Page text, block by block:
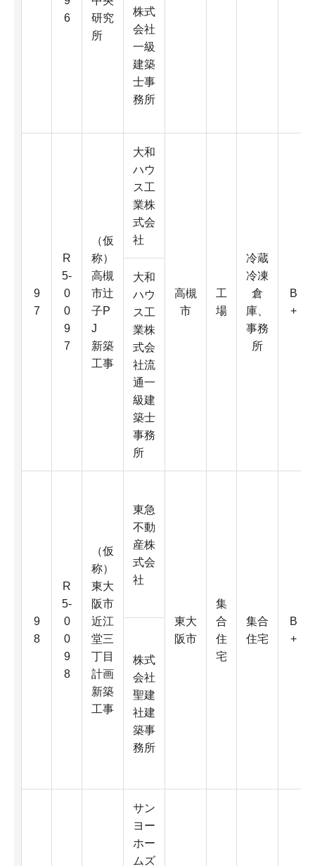
6
研究
所
株式
会社
一級
建築
士事
務所
9
7
R
5-
0
0
9
7
（仮
称）
高槻
市辻
子P
J
新築
工事
大和
ハウ
ス工
業株
式会
社
高槻
市
工
場
冷蔵
冷凍
倉
庫、
事務
所
B
+
大和
ハウ
ス工
業株
式会
社流
通一
級建
築士
事務
所
9
8
R
5-
0
0
9
8
（仮
称）
東大
阪市
近江
堂三
丁目
計画
新築
工事
東急
不動
産株
式会
社
東大
阪市
集
合
住
宅
集合
住宅
B
+
株式
会社
聖建
社建
築事
務所
サン
ヨー
ホー
ムズ